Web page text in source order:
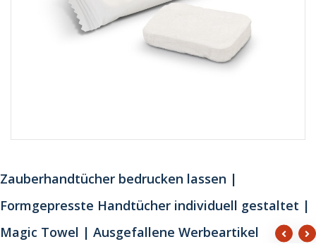
Zauberhandtücher bedrucken lassen |
Formgepresste Handtücher individuell gestaltet |
Magic Towel | Ausgefallene Werbeartikel